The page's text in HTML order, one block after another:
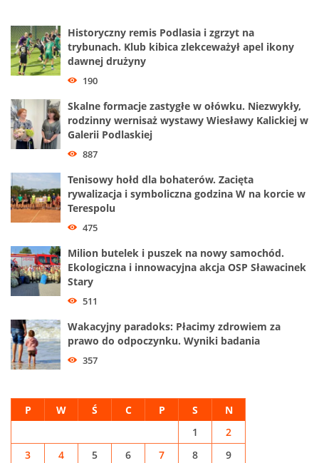
Historyczny remis Podlasia i zgrzyt na
trybunach. Klub kibica zlekceważył apel ikony
dawnej drużyny
190
Skalne formacje zastygłe w ołówku. Niezwykły,
rodzinny wernisaż wystawy Wiesławy Kalickiej w
Galerii Podlaskiej
887
Tenisowy hołd dla bohaterów. Zacięta
rywalizacja i symboliczna godzina W na korcie w
Terespolu
475
Milion butelek i puszek na nowy samochód.
Ekologiczna i innowacyjna akcja OSP Sławacinek
Stary
511
Wakacyjny paradoks: Płacimy zdrowiem za
prawo do odpoczynku. Wyniki badania
357
P W Ś C P S N
1
2
3
4 5 6 7 8
9